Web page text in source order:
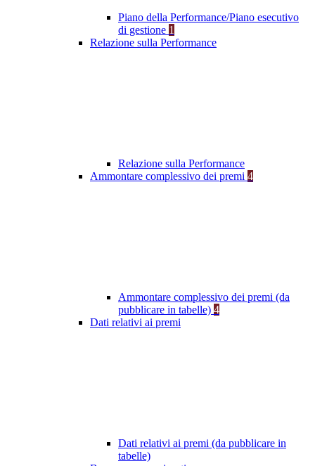
Piano della Performance/Piano esecutivo
di gestione 1
Relazione sulla Performance
Relazione sulla Performance
Ammontare complessivo dei premi 4
Ammontare complessivo dei premi (da
pubblicare in tabelle) 4
Dati relativi ai premi
Dati relativi ai premi (da pubblicare in
tabelle)